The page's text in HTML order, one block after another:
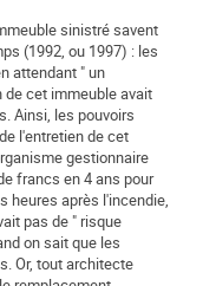
sinistré savent
(1992, ou 1997) : les
attendant " un
de cet immeuble avait
Ainsi, les pouvoirs
l'entretien de cet
gestionnaire
francs en 4 ans pour
heures après l'incendie,
pas de " risque
on sait que les
Or, tout architecte